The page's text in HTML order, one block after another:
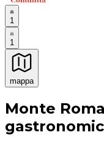
1
1
mappa
Esperienze
Monte